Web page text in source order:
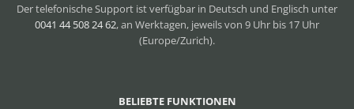
BELIEBTE FUNKTIONEN
Der telefonische Support ist verfügbar in Deutsch und Englisch unter
0041 44 508 24 62, an Werktagen, jeweils von 9 Uhr bis 17 Uhr
(Europe/Zurich).